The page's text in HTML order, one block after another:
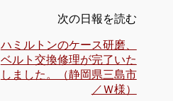
次の日報を読む
ハミルトンのケース研磨、
ベルト交換修理が完了いた
しました。（静岡県三島市
／Ｗ様）